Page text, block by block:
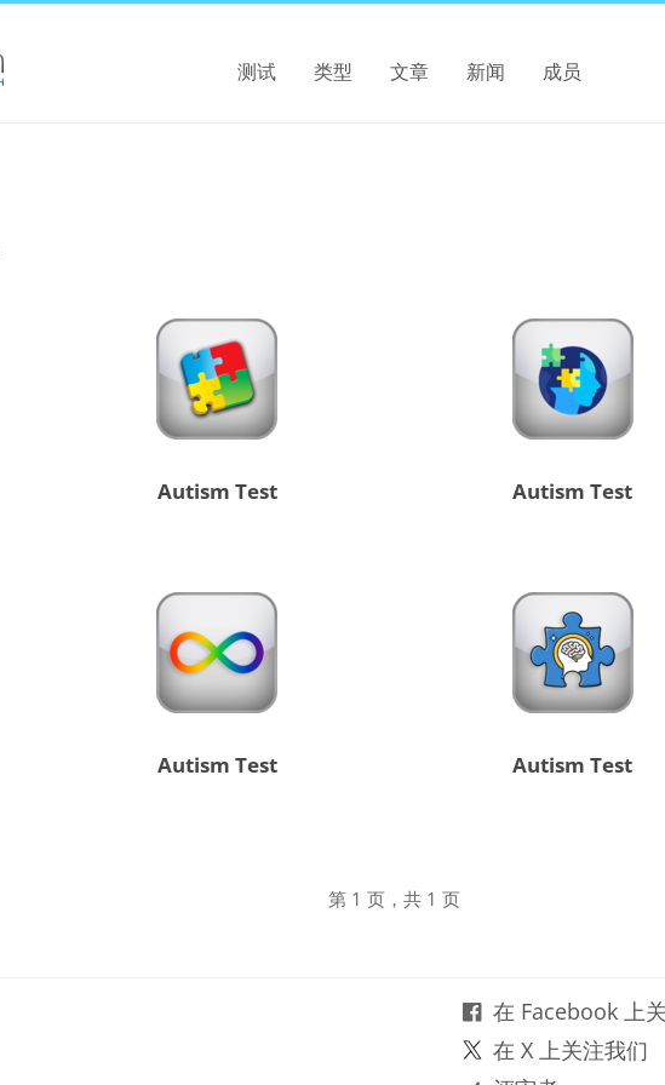
测试 类型 文章 新闻 成员
Autism Test Autism Test
Autism Test Autism Test
第 1 页，共 1 页
在 Facebook 上
在 X 上关注我们